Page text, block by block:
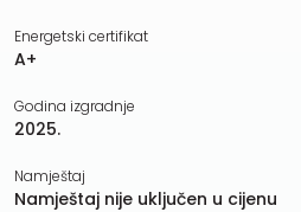
Energetski certifikat
A+
Godina izgradnje
2025.
Namještaj
Namještaj nije uključen u cijenu